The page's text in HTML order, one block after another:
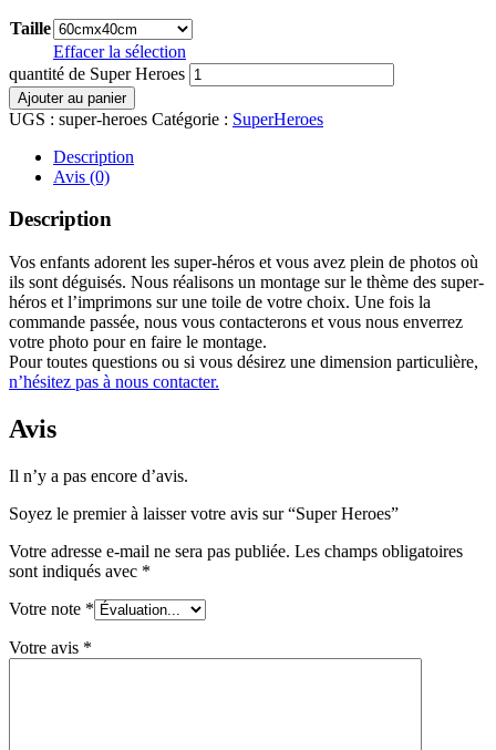
Taille
Effacer la sélection
quantité de Super Heroes
Ajouter au panier
UGS : super-heroes Catégorie : SuperHeroes
Description
Avis (0)
Description
Vos enfants adorent les super-héros et vous avez plein de photos où
ils sont déguisés. Nous réalisons un montage sur le thème des super-
héros et l’imprimons sur une toile de votre choix. Une fois la
commande passée, nous vous contacterons et vous nous enverrez
votre photo pour en faire le montage.
Pour toutes questions ou si vous désirez une dimension particulière,
n’hésitez pas à nous contacter.
Avis
Il n’y a pas encore d’avis.
Soyez le premier à laisser votre avis sur “Super Heroes”
Votre adresse e-mail ne sera pas publiée. Les champs obligatoires
sont indiqués avec *
Votre note *
Votre avis *